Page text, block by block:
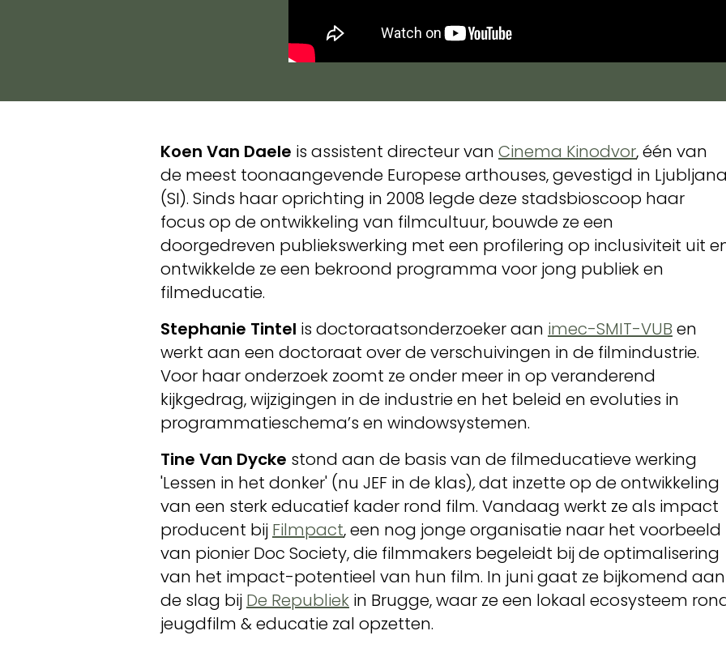
Koen Van Daele is assistent directeur van Cinema Kinodvor, één van
de meest toonaangevende Europese arthouses, gevestigd in
(SI). Sinds haar oprichting in 2008 legde deze stadsbioscoop haar
focus op de ontwikkeling van filmcultuur, bouwde ze een
doorgedreven publiekswerking met een profilering op inclusiviteit uit
ontwikkelde ze een bekroond programma voor jong publiek en
filmeducatie.
Stephanie Tintel is doctoraatsonderzoeker aan imec-SMIT-VUB en
werkt aan een doctoraat over de verschuivingen in de filmindustrie.
Voor haar onderzoek zoomt ze onder meer in op veranderend
kijkgedrag, wijzigingen in de industrie en het beleid en evoluties in
programmatieschema’s en windowsystemen.
Tine Van Dycke stond aan de basis van de filmeducatieve werking
'Lessen in het donker' (nu JEF in de klas),dat inzette op de ontwikkeling
van een sterk educatief kader rond film. Vandaag werkt ze als impact
producent bij Filmpact, een nog jonge organisatie naar het voorbeeld
van pionier Doc Society, die filmmakers begeleidt bij de optimalisering
van het impact-potentieel van hun film. In juni gaat ze bijkomend aan
de slag bij De Republiek in Brugge, waar ze een lokaal ecosysteem
jeugdfilm & educatie zal opzetten.